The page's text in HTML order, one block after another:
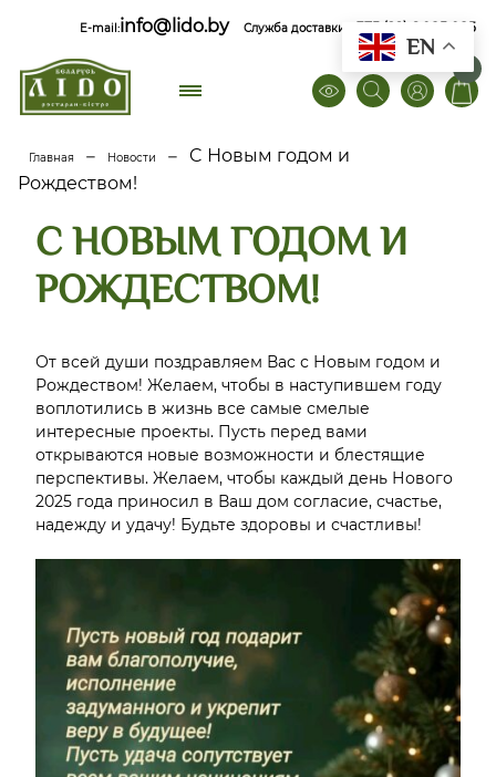
E-mail:info@lido.by Служба доставки +375 (29) 6 085 085
0
Главная – Новости – C Новым годом и
Рождеством!
C НОВЫМ ГОДОМ И
РОЖДЕСТВОМ!
От всей души поздравляем Вас с Новым годом и
Рождеством! Желаем, чтобы в наступившем году
воплотились в жизнь все самые смелые
интересные проекты. Пусть перед вами
открываются новые возможности и блестящие
перспективы. Желаем, чтобы каждый день Нового
2025 года приносил в Ваш дом согласие, счастье,
надежду и удачу! Будьте здоровы и счастливы!
EN